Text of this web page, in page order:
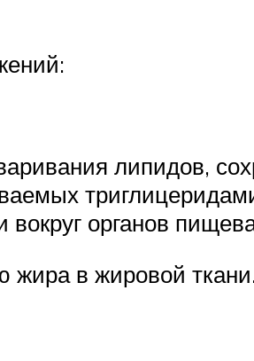
липидов,
органов
жира в жировой